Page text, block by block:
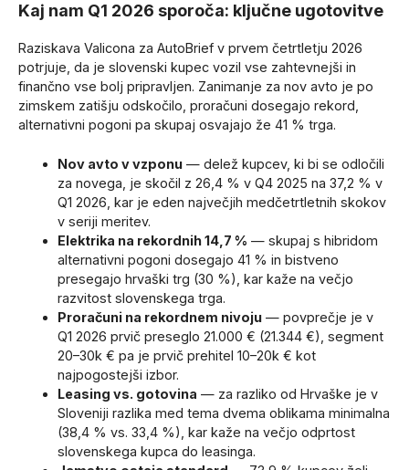
Kaj nam Q1 2026 sporoča: ključne ugotovitve
Raziskava Valicona za AutoBrief v prvem četrtletju 2026
potrjuje, da je slovenski kupec vozil vse zahtevnejši in
finančno vse bolj pripravljen. Zanimanje za nov avto je po
zimskem zatišju odskočilo, proračuni dosegajo rekord,
alternativni pogoni pa skupaj osvajajo že 41 % trga.
Nov avto v vzponu — delež kupcev, ki bi se odločili
za novega, je skočil z 26,4 % v Q4 2025 na 37,2 % v
Q1 2026, kar je eden največjih medčetrtletnih skokov
v seriji meritev.
Elektrika na rekordnih 14,7 % — skupaj s hibridom
alternativni pogoni dosegajo 41 % in bistveno
presegajo hrvaški trg (30 %), kar kaže na večjo
razvitost slovenskega trga.
Proračuni na rekordnem nivoju — povprečje je v
Q1 2026 prvič preseglo 21.000 € (21.344 €), segment
20–30k € pa je prvič prehitel 10–20k € kot
najpogostejši izbor.
Leasing vs. gotovina — za razliko od Hrvaške je v
Sloveniji razlika med tema dvema oblikama minimalna
(38,4 % vs. 33,4 %), kar kaže na večjo odprtost
slovenskega kupca do leasinga.